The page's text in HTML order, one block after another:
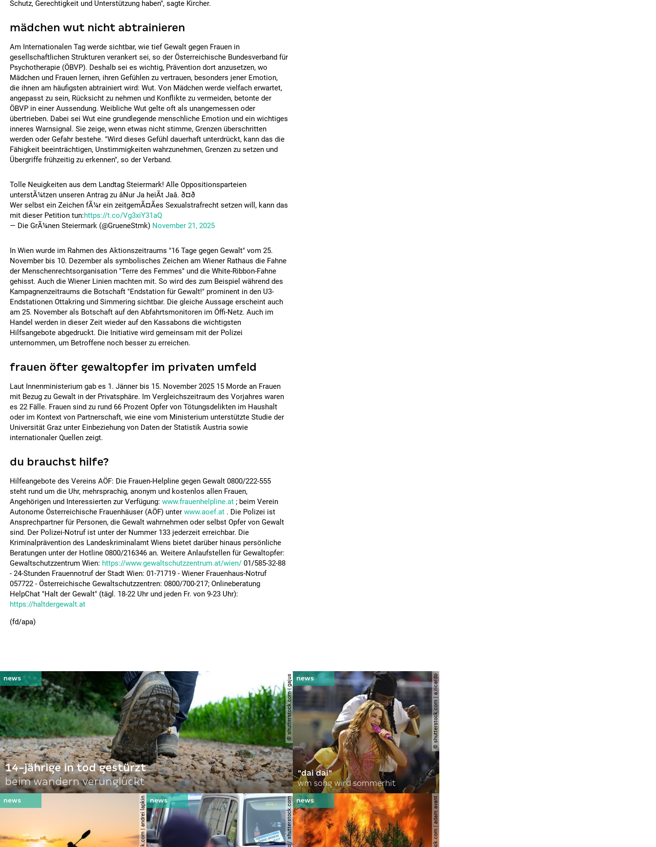
Schutz, Gerechtigkeit und Unterstützung haben", sagte Kircher.
mädchen wut nicht abtrainieren
Am Internationalen Tag werde sichtbar, wie tief Gewalt gegen Frauen in
gesellschaftlichen Strukturen verankert sei, so der Österreichische Bundesverband für
Psychotherapie (ÖBVP). Deshalb sei es wichtig, Prävention dort anzusetzen, wo
Mädchen und Frauen lernen, ihren Gefühlen zu vertrauen, besonders jener Emotion,
die ihnen am häufigsten abtrainiert wird: Wut. Von Mädchen werde vielfach erwartet,
angepasst zu sein, Rücksicht zu nehmen und Konflikte zu vermeiden, betonte der
ÖBVP in einer Aussendung. Weibliche Wut gelte oft als unangemessen oder
übertrieben. Dabei sei Wut eine grundlegende menschliche Emotion und ein wichtiges
inneres Warnsignal. Sie zeige, wenn etwas nicht stimme, Grenzen überschritten
werden oder Gefahr bestehe. "Wird dieses Gefühl dauerhaft unterdrückt, kann das die
Fähigkeit beeinträchtigen, Unstimmigkeiten wahrzunehmen, Grenzen zu setzen und
Übergriffe frühzeitig zu erkennen", so der Verband.
Tolle Neuigkeiten aus dem Landtag Steiermark! Alle Oppositionsparteien
unterstÃ¼tzen unseren Antrag zu âNur Ja heiÃt Jaâ. ð¤ð
Wer selbst ein Zeichen fÃ¼r ein zeitgemÃ¤Ães Sexualstrafrecht setzen will, kann das
mit dieser Petition tun:https://t.co/Vg3xiY31aQ
— Die GrÃ¼nen Steiermark (@GrueneStmk) November 21, 2025
In Wien wurde im Rahmen des Aktionszeitraums "16 Tage gegen Gewalt" vom 25.
November bis 10. Dezember als symbolisches Zeichen am Wiener Rathaus die Fahne
der Menschenrechtsorganisation "Terre des Femmes" und die White-Ribbon-Fahne
gehisst. Auch die Wiener Linien machten mit. So wird des zum Beispiel während des
Kampagnenzeitraums die Botschaft "Endstation für Gewalt!" prominent in den U3-
Endstationen Ottakring und Simmering sichtbar. Die gleiche Aussage erscheint auch
am 25. November als Botschaft auf den Abfahrtsmonitoren im Öffi-Netz. Auch im
Handel werden in dieser Zeit wieder auf den Kassabons die wichtigsten
Hilfsangebote abgedruckt. Die Initiative wird gemeinsam mit der Polizei
unternommen, um Betroffene noch besser zu erreichen.
frauen öfter gewaltopfer im privaten umfeld
Laut Innenministerium gab es 1. Jänner bis 15. November 2025 15 Morde an Frauen
mit Bezug zu Gewalt in der Privatsphäre. Im Vergleichszeitraum des Vorjahres waren
es 22 Fälle. Frauen sind zu rund 66 Prozent Opfer von Tötungsdelikten im Haushalt
oder im Kontext von Partnerschaft, wie eine vom Ministerium unterstützte Studie der
Universität Graz unter Einbeziehung von Daten der Statistik Austria sowie
internationaler Quellen zeigt.
du brauchst hilfe?
Hilfeangebote des Vereins AÖF: Die Frauen-Helpline gegen Gewalt 0800/222-555
steht rund um die Uhr, mehrsprachig, anonym und kostenlos allen Frauen,
Angehörigen und Interessierten zur Verfügung: www.frauenhelpline.at ; beim Verein
Autonome Österreichische Frauenhäuser (AÖF) unter www.aoef.at . Die Polizei ist
Ansprechpartner für Personen, die Gewalt wahrnehmen oder selbst Opfer von Gewalt
sind. Der Polizei-Notruf ist unter der Nummer 133 jederzeit erreichbar. Die
Kriminalprävention des Landeskriminalamt Wiens bietet darüber hinaus persönliche
Beratungen unter der Hotline 0800/216346 an. Weitere Anlaufstellen für Gewaltopfer:
Gewaltschutzzentrum Wien: https://www.gewaltschutzzentrum.at/wien/ 01/585-32-88
- 24-Stunden Frauennotruf der Stadt Wien: 01-71719 - Wiener Frauenhaus-Notruf
057722 - Österreichische Gewaltschutzzentren: 0800/700-217; Onlineberatung
HelpChat "Halt der Gewalt" (tägl. 18-22 Uhr und jeden Fr. von 9-23 Uhr):
https://haltdergewalt.at
(fd/apa)
© shutterstock.com | gajus
14-jährige in tod gestürzt
beim wandern verunglückt
© shutterstock.com | a.ricardo
"dai dai"
wm song wird sommerhit